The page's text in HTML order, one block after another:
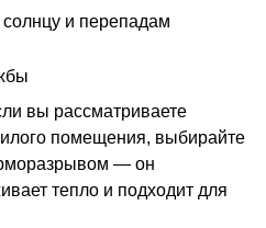
солнцу и перепадам
вы рассматриваете
помещения, выбирайте
— он
тепло и подходит для